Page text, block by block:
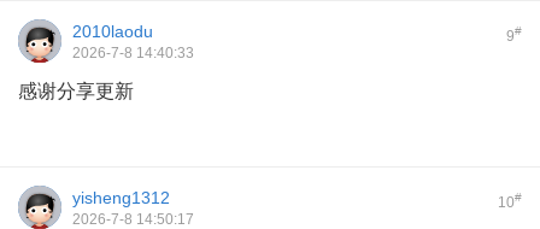
9#
2010laodu
2026-7-8 14:40:33
感谢分享更新
10#
yisheng1312
2026-7-8 14:50:17